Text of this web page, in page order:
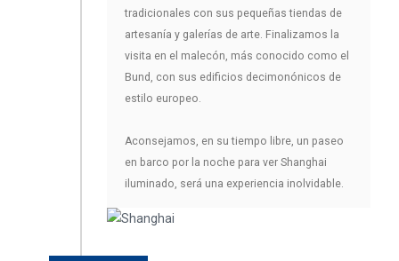
tradicionales con sus pequeñas tiendas de
artesanía y galerías de arte. Finalizamos la
visita en el malecón, más conocido como el
Bund, con sus edificios decimonónicos de
estilo europeo.
Aconsejamos, en su tiempo libre, un paseo
en barco por la noche para ver Shanghai
iluminado, será una experiencia inolvidable.